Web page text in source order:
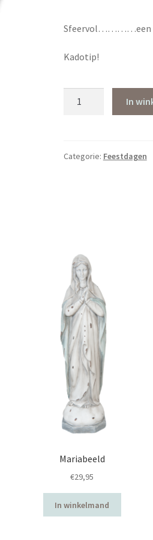
Sfeervol…………een
Kadotip!
In
Categorie: Feestdagen
Mariabeeld
€29,95
In winkelmand